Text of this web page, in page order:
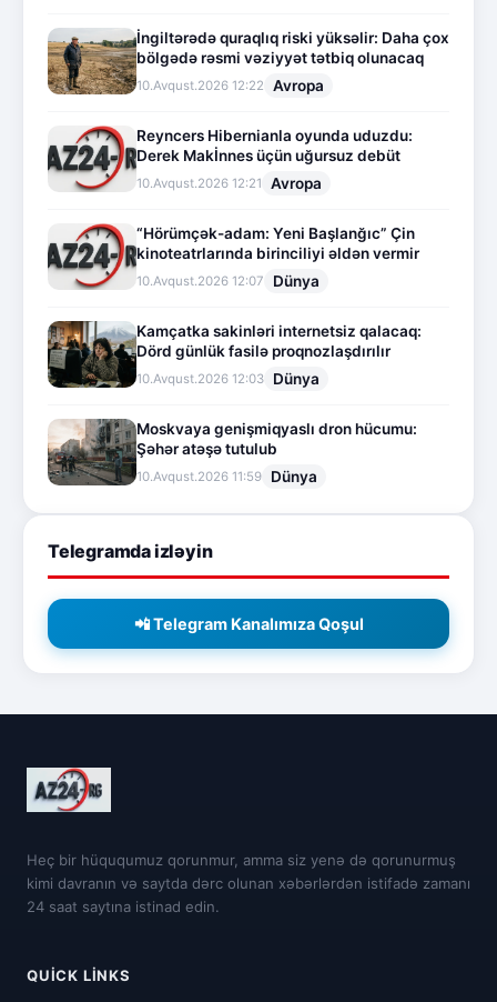
İngiltərədə quraqlıq riski yüksəlir: Daha çox
bölgədə rəsmi vəziyyət tətbiq olunacaq
10.Avqust.2026 12:22 Avropa
Reyncers Hibernianla oyunda uduzdu:
Derek Makİnnes üçün uğursuz debüt
10.Avqust.2026 12:21 Avropa
“Hörümçək-adam: Yeni Başlanğıc” Çin
kinoteatrlarında birinciliyi əldən vermir
10.Avqust.2026 12:07 Dünya
Kamçatka sakinləri internetsiz qalacaq:
Dörd günlük fasilə proqnozlaşdırılır
10.Avqust.2026 12:03 Dünya
Moskvaya genişmiqyaslı dron hücumu:
Şəhər atəşə tutulub
10.Avqust.2026 11:59 Dünya
Telegramda izləyin
📲 Telegram Kanalımıza Qoşul
Heç bir hüququmuz qorunmur, amma siz yenə də qorunurmuş
kimi davranın və saytda dərc olunan xəbərlərdən istifadə zamanı
24 saat saytına istinad edin.
QUICK LINKS